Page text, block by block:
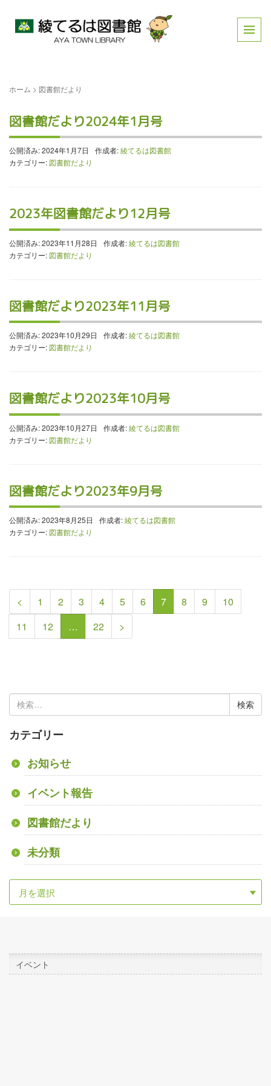
ホーム > 図書館だより
図書館だより2024年1月号
公開済み: 2024年1月7日 作成者:綾てるは図書館
カテゴリー: 図書館だより
2023年図書館だより12月号
公開済み: 2023年11月28日 作成者:綾てるは図書館
カテゴリー: 図書館だより
図書館だより2023年11月号
公開済み: 2023年10月29日 作成者:綾てるは図書館
カテゴリー: 図書館だより
図書館だより2023年10月号
公開済み: 2023年10月27日 作成者:綾てるは図書館
カテゴリー: 図書館だより
図書館だより2023年9月号
公開済み: 2023年8月25日 作成者:綾てるは図書館
カテゴリー: 図書館だより
< 1 2 3 4 5 6 7 8 9
10
11
12 … 22 >
検
索:
カテゴリー
お知らせ
イベント報告
図書館だより
未分類
イベント